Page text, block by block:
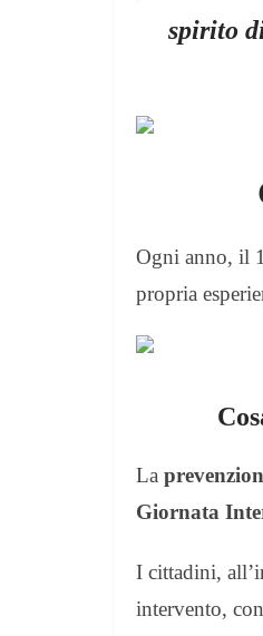
spirito
Ogni anno, il
propria
La
Giornata
I cittadini,
intervento,